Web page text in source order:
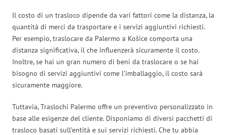
Il costo di un trasloco dipende da vari fattori come la distanza, la
quantità di merci da trasportare e i servizi aggiuntivi richiesti.
Per esempio, traslocare da Palermo a Košice comporta una
distanza significativa, il che influenzerà sicuramente il costo.
Inoltre, se hai un gran numero di beni da traslocare o se hai
bisogno di servizi aggiuntivi come l’imballaggio, il costo sarà
sicuramente maggiore.
Tuttavia, Traslochi Palermo offre un preventivo personalizzato in
base alle esigenze del cliente. Disponiamo di diversi pacchetti di
trasloco basati sull’entità e sui servizi richiesti. Che tu abbia